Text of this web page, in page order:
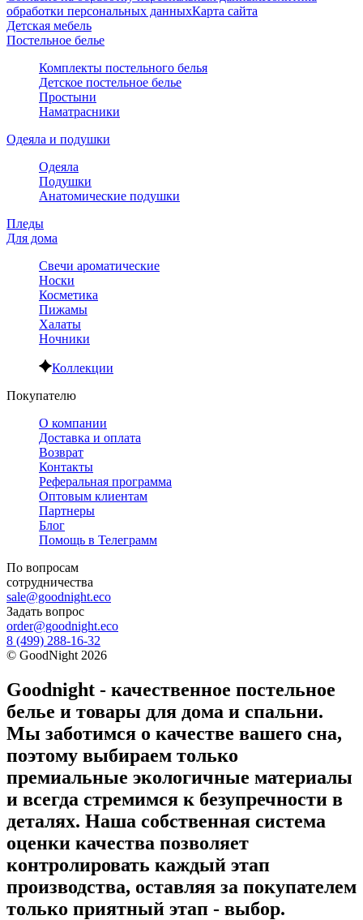
обработки персональных данныхКарта сайта
Детская мебель
Постельное белье
Комплекты постельного белья
Детское постельное белье
Простыни
Наматрасники
Одеяла и подушки
Одеяла
Подушки
Анатомические подушки
Пледы
Для дома
Свечи ароматические
Носки
Косметика
Пижамы
Халаты
Ночники
Коллекции
Покупателю
О компании
Доставка и оплата
Возврат
Контакты
Реферальная программа
Оптовым клиентам
Партнеры
Блог
Помощь в Телеграмм
По вопросам
сотрудничества
sale@goodnight.eco
Задать вопрос
order@goodnight.eco
8 (499) 288-16-32
© GoodNight 2026
Goodnight - качественное постельное
белье и товары для дома и спальни.
Мы заботимся о качестве вашего сна,
поэтому выбираем только
премиальные экологичные материалы
и всегда стремимся к безупречности в
деталях. Наша собственная система
оценки качества позволяет
контролировать каждый этап
производства, оставляя за покупателем
только приятный этап - выбор.